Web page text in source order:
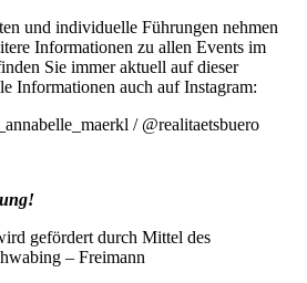
und individuelle Führungen nehmen
Informationen zu allen Events im
Sie immer aktuell auf dieser
Informationen auch auf Instagram:
/ @realitaetsbuero
gefördert durch Mittel des
– Freimann